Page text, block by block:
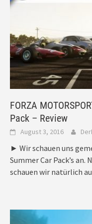
FORZA
Pack – Review
August 3, 2016
► Wir schauen uns
Summer Car Pack’s
schauen wir natürlich